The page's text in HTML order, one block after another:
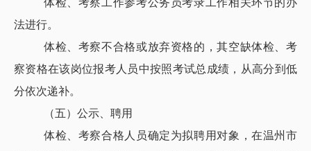
体检、考察工作参考公务员考录工作相关环节的办
法进行。
体检、考察不合格或放弃资格的，其空缺体检、考
察资格在该岗位报考人员中按照考试总成绩，从高分到低
分依次递补。
（五）公示、聘用
体检、考察合格人员确定为拟聘用对象，在温州市